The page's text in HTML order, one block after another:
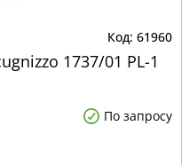
61960
1737/01 PL-1
По запросу